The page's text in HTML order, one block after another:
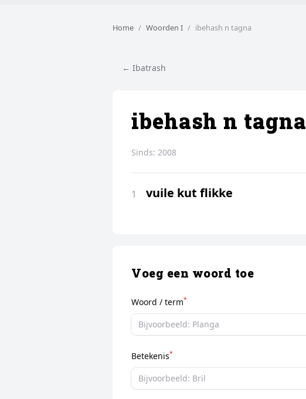
Home Woorden I ibehash n tagna
← Ibatrash
ibehash n tagna
Sinds: 2008
1 vuile kut flikke
Voeg een woord toe
Woord / term*
Betekenis*